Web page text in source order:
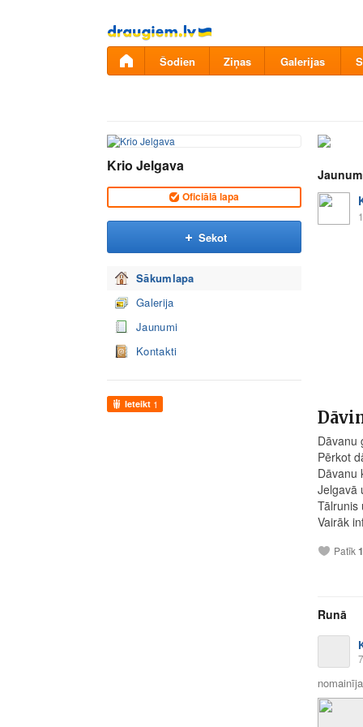
Pāriet
uz
saturu
Šodien Ziņas Galerijas
Krio Jelgava
Oficiālā lapa
Sekot
Sākumlapa
Galerija
Jaunumi
Kontakti
Ieteikt 1
Dāvanu
Pērkot
Dāvanu
Jelgavā
Tālrunis
Vairāk
Patīk1
Runā